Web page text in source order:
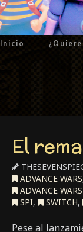
Inicio
El
ADVANCE WARS
ADVANCE
SPI, SWITCH,
Pese al